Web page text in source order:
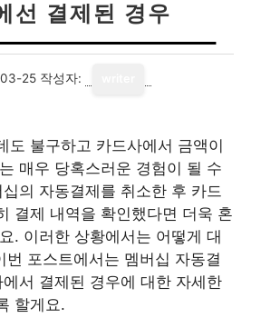
선 결제된 경우
25 작성자:
도 불구하고 카드사에서 금액이
매우 당혹스러운 경험이 될 수
의 자동결제를 취소한 후 카드
결제 내역을 확인했다면 더욱 혼
. 이러한 상황에서는 어떻게 대
번 포스트에서는 멤버십 자동결
서 결제된 경우에 대한 자세한
할게요.